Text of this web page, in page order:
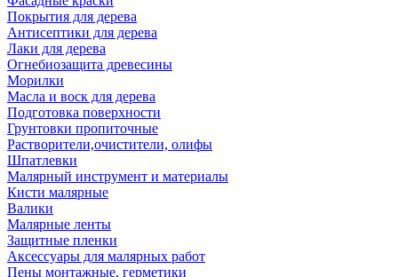
Покрытия для дерева
Антисептики для дерева
Лаки для дерева
Огнебиозащита древесины
Морилки
Масла и воск для дерева
Подготовка поверхности
Грунтовки пропиточные
Растворители,очистители, олифы
Шпатлевки
Малярный инструмент и материалы
Кисти малярные
Валики
Малярные ленты
Защитные пленки
Аксессуары для малярных работ
Пены монтажные, герметики